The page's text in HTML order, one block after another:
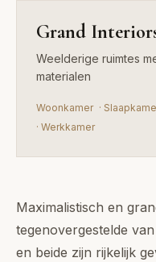
Grand
Weelderige ruimtes
materialen
Woonkamer ·
· Werkkamer
Maximalistisch en
tegenovergestelde
en beide zijn rijkelijk